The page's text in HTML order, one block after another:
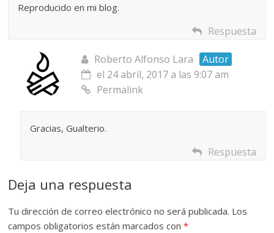
Reproducido en mi blog.
Respuesta
Roberto Alfonso Lara
Autor
el 24 abril, 2017 a las 9:07 am
Permalink
Gracias, Gualterio.
Respuesta
Deja una respuesta
Tu dirección de correo electrónico no será publicada. Los
campos obligatorios están marcados con*